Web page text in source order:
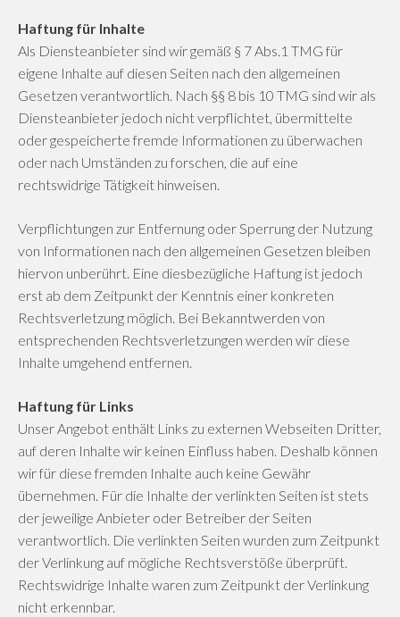
Haftung für Inhalte
Als Diensteanbieter sind wir gemäß § 7 Abs.1 TMG für
eigene Inhalte auf diesen Seiten nach den allgemeinen
Gesetzen verantwortlich. Nach §§ 8 bis 10 TMG sind wir als
Diensteanbieter jedoch nicht verpflichtet, übermittelte
oder gespeicherte fremde Informationen zu überwachen
oder nach Umständen zu forschen, die auf eine
rechtswidrige Tätigkeit hinweisen.
Verpflichtungen zur Entfernung oder Sperrung der Nutzung
von Informationen nach den allgemeinen Gesetzen bleiben
hiervon unberührt. Eine diesbezügliche Haftung ist jedoch
erst ab dem Zeitpunkt der Kenntnis einer konkreten
Rechtsverletzung möglich. Bei Bekanntwerden von
entsprechenden Rechtsverletzungen werden wir diese
Inhalte umgehend entfernen.
Haftung für Links
Unser Angebot enthält Links zu externen Webseiten Dritter,
auf deren Inhalte wir keinen Einfluss haben. Deshalb können
wir für diese fremden Inhalte auch keine Gewähr
übernehmen. Für die Inhalte der verlinkten Seiten ist stets
der jeweilige Anbieter oder Betreiber der Seiten
verantwortlich. Die verlinkten Seiten wurden zum Zeitpunkt
der Verlinkung auf mögliche Rechtsverstöße überprüft.
Rechtswidrige Inhalte waren zum Zeitpunkt der Verlinkung
nicht erkennbar.